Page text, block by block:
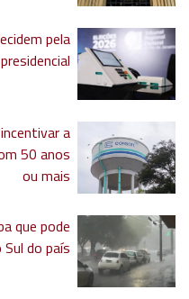
pela
a
50 anos
ou mais
que pode
do país